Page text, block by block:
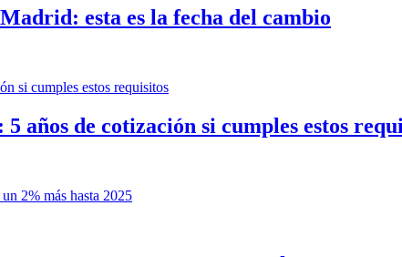
esta es la fecha del cambio
años de cotización si cumples estos